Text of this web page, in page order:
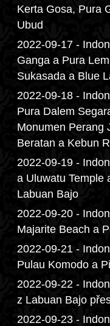
Kerta Gosa, Pura
Ubud
2022-09-17 -
Ganga a Pura
Sukasada a Blue
2022-09-18 -
Pura Dalem
Monumen Perang
Beratan a Kebun
2022-09-19 -
a Uluwatu Temple
Labuan Bajo
2022-09-20 -
Majarite Beach a
2022-09-21 -
Pulau Komodo a
2022-09-22 -
z Labuan Bajo
2022-09-23 -